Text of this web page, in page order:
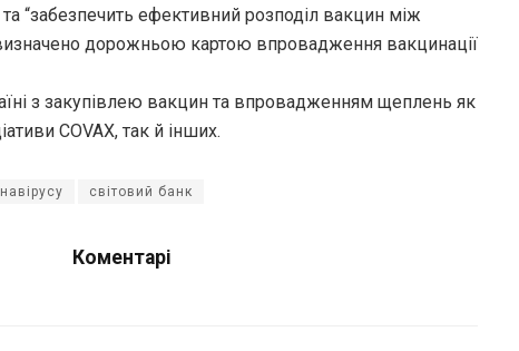
“забезпечить ефективний розподіл вакцин між
дорожньою картою впровадження вакцинації
з закупівлею вакцин та впровадженням щеплень як
COVAX, так й інших.
світовий банк
Коментарі